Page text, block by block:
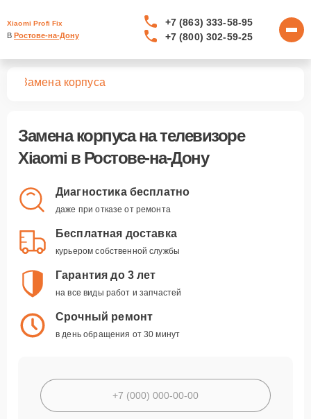
Xiaomi Profi Fix
В Ростове-на-Дону
+7 (863) 333-58-95
+7 (800) 302-59-25
Замена корпуса
Замена корпусана телевизоре
Xiaomi в Ростове-на-Дону
Диагностика бесплатно
даже при отказе от ремонта
Бесплатная доставка
курьером собственной службы
Гарантия до 3 лет
на все виды работ и запчастей
Срочный ремонт
в день обращения от 30 минут